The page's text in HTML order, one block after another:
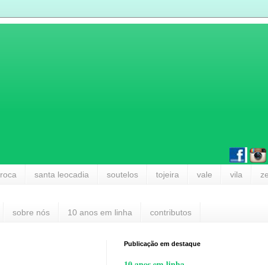
roca santa leocadia soutelos tojeira vale vila
sobre nós 10 anos em linha contributos
Publicação em destaque